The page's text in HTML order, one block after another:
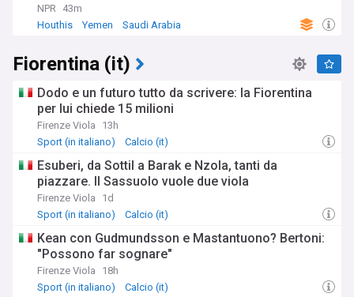
NPR
43m
Houthis
Yemen Saudi Arabia
Fiorentina (it)
Dodo e un futuro tutto da scrivere: la Fiorentina
per lui chiede 15 milioni
Firenze Viola
13h
Sport (in italiano)
Calcio (it)
Esuberi, da Sottil a Barak e Nzola, tanti da
piazzare. Il Sassuolo vuole due viola
Firenze Viola
1d
Sport (in italiano)
Calcio (it)
Kean con Gudmundsson e Mastantuono? Bertoni:
"Possono far sognare"
Firenze Viola
18h
Sport (in italiano)
Calcio (it)